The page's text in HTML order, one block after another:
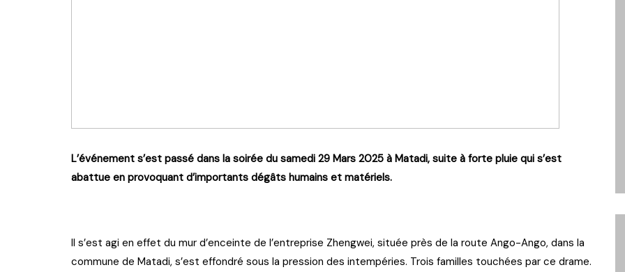
L’événement s’est passé dans la soirée du samedi 29 Mars 2025 à Matadi, suite à forte pluie qui s’est
abattue en provoquant d’importants dégâts humains et matériels.
Il s’est agi en effet du mur d’enceinte de l’entreprise Zhengwei, située près de la route Ango-Ango, dans la
commune de Matadi, s’est effondré sous la pression des intempéries. Trois familles touchées par ce drame.